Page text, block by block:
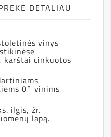
DETALIAU
vinys
karštai cinkuotos
0° vinims
ilgis, žr.
lapą.